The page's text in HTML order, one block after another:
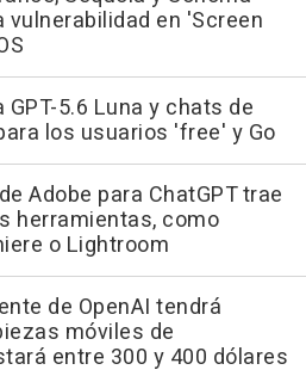
vulnerabilidad en 'Screen
GPT-5.6 Luna y chats de
los usuarios 'free' y Go
Adobe para ChatGPT trae
herramientas, como
o Lightroom
de OpenAI tendrá
móviles de
entre 300 y 400 dólares